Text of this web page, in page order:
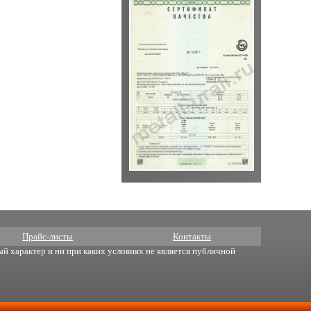
Прайс-листы Контакты
характер и ни при каких условиях не является публичной